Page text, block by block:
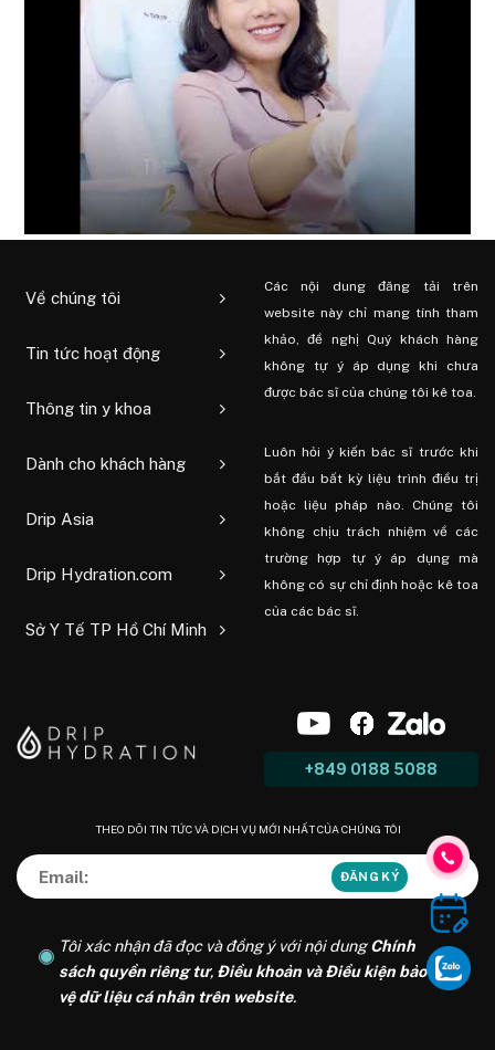
Về chúng tôi
Tin tức hoạt động
Thông tin y khoa
Dành cho khách hàng
Drip Asia
Drip Hydration.com
Sở Y Tế TP Hồ Chí Minh
Các nội dung đăng tải trên
website này chỉ mang tính tham
khảo, đề nghị Quý khách hàng
không tự ý áp dụng khi chưa
được bác sĩ của chúng tôi kê toa.
Luôn hỏi ý kiến ​​bác sĩ trước khi
bắt đầu bất kỳ liệu trình điều trị
hoặc liệu pháp nào. Chúng tôi
không chịu trách nhiệm về các
trường hợp tự ý áp dụng mà
không có sự chỉ định hoặc kê toa
của các bác sĩ.
+849 0188 5088
THEO DÕI TIN TỨC VÀ DỊCH VỤ MỚI NHẤT CỦA CHÚNG TÔI
Tôi xác nhận đã đọc và đồng ý với nội dungChính
sách quyền riêng tư, Điều khoản và Điều kiện bảo
vệ dữ liệu cá nhân trên website.